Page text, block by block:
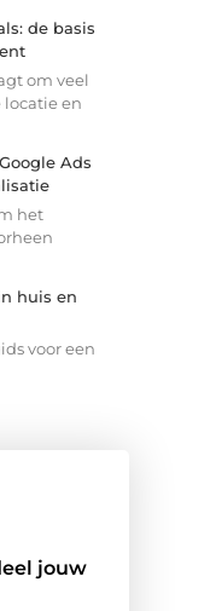
de basis
om veel
locatie en
Ads
het
huis en
voor een
jouw